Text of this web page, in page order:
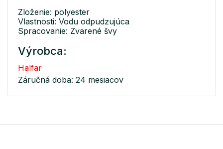
Zloženie: polyester
Vlastnosti: Vodu odpudzujúca
Spracovanie: Zvarené švy
Výrobca:
Halfar
Záručná doba: 24 mesiacov